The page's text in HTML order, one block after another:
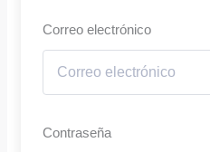
Correo electrónico
Contraseña